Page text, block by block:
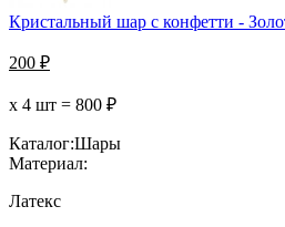
Кристальный шар с конфетти -
200 ₽
х 4 шт = 800 ₽
Каталог:Шары
Материал:
Латекс